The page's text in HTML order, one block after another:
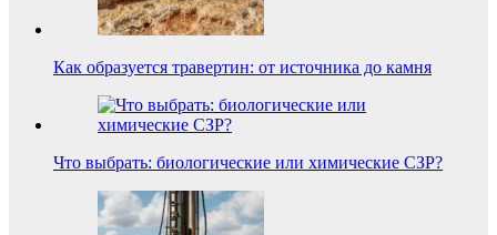
Как образуется травертин: от источника до камня
Что выбрать: биологические или химические СЗР?